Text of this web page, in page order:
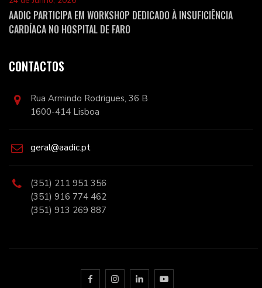
AADIC PARTICIPA EM WORKSHOP DEDICADO À INSUFICIÊNCIA
CARDÍACA NO HOSPITAL DE FARO
CONTACTOS
Rua Armindo Rodrigues, 36 B
1600-414 Lisboa
geral@aadic.pt
(351) 211 951 356
(351) 916 774 462
(351) 913 269 887